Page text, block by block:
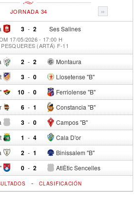
»
JORNADA 34
3 - Ses Salines
2
17/05/2026 - 17:00 H
(ARTÁ) F-11
2 - Montaura
2
3 - Llosetense "B"
0
10 - Ferriolense "B"
0
6 - Constancia "B"
1
3 - Campos "B"
0
1 - Cala D'or
4
2 - Binissalem "B"
1
0 - AtlÈtic Sencelles
2
-CLASIFICACIÓN